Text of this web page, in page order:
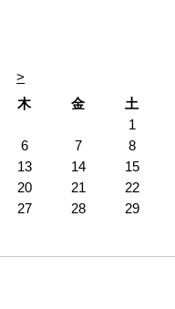
>
木 金
土
1
6 7
8
13 14
15
20 21
22
27 28
29